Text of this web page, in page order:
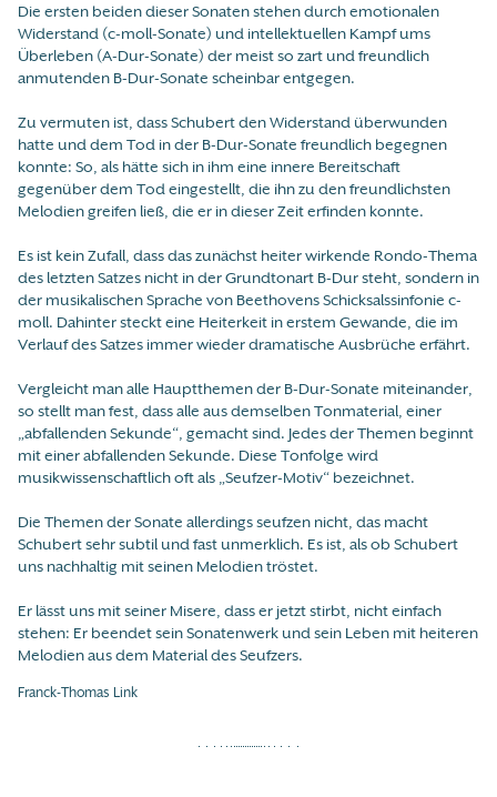
Die ersten beiden dieser Sonaten stehen durch emotionalen
Widerstand (c-moll-Sonate) und intellektuellen Kampf ums
Überleben (A-Dur-Sonate) der meist so zart und freundlich
anmutenden B-Dur-Sonate scheinbar entgegen.
Zu vermuten ist, dass Schubert den Widerstand überwunden
hatte und dem Tod in der B-Dur-Sonate freundlich begegnen
konnte: So, als hätte sich in ihm eine innere Bereitschaft
gegenüber dem Tod eingestellt, die ihn zu den freundlichsten
Melodien greifen ließ, die er in dieser Zeit erfinden konnte.
Es ist kein Zufall, dass das zunächst heiter wirkende Rondo-Thema
des letzten Satzes nicht in der Grundtonart B-Dur steht, sondern in
der musikalischen Sprache von Beethovens Schicksalssinfonie c-
moll. Dahinter steckt eine Heiterkeit in erstem Gewande, die im
Verlauf des Satzes immer wieder dramatische Ausbrüche erfährt.
Vergleicht man alle Hauptthemen der B-Dur-Sonate miteinander,
so stellt man fest, dass alle aus demselben Tonmaterial, einer
„abfallenden Sekunde“, gemacht sind. Jedes der Themen beginnt
mit einer abfallenden Sekunde. Diese Tonfolge wird
musikwissenschaftlich oft als „Seufzer-Motiv“ bezeichnet.
Die Themen der Sonate allerdings seufzen nicht, das macht
Schubert sehr subtil und fast unmerklich. Es ist, als ob Schubert
uns nachhaltig mit seinen Melodien tröstet.
Er lässt uns mit seiner Misere, dass er jetzt stirbt, nicht einfach
stehen: Er beendet sein Sonatenwerk und sein Leben mit heiteren
Melodien aus dem Material des Seufzers.
Franck-Thomas Link